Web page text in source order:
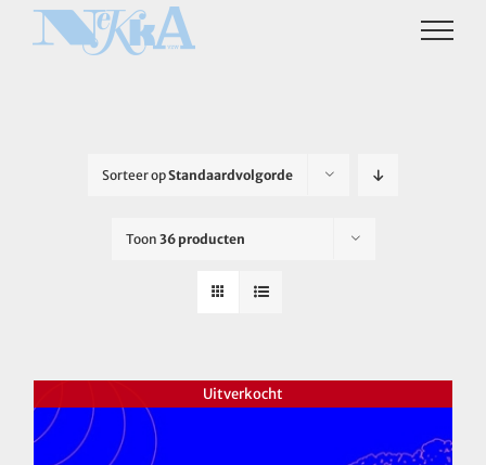
Sorteer opStandaardvolgorde
Toon 36 producten
Uitverkocht